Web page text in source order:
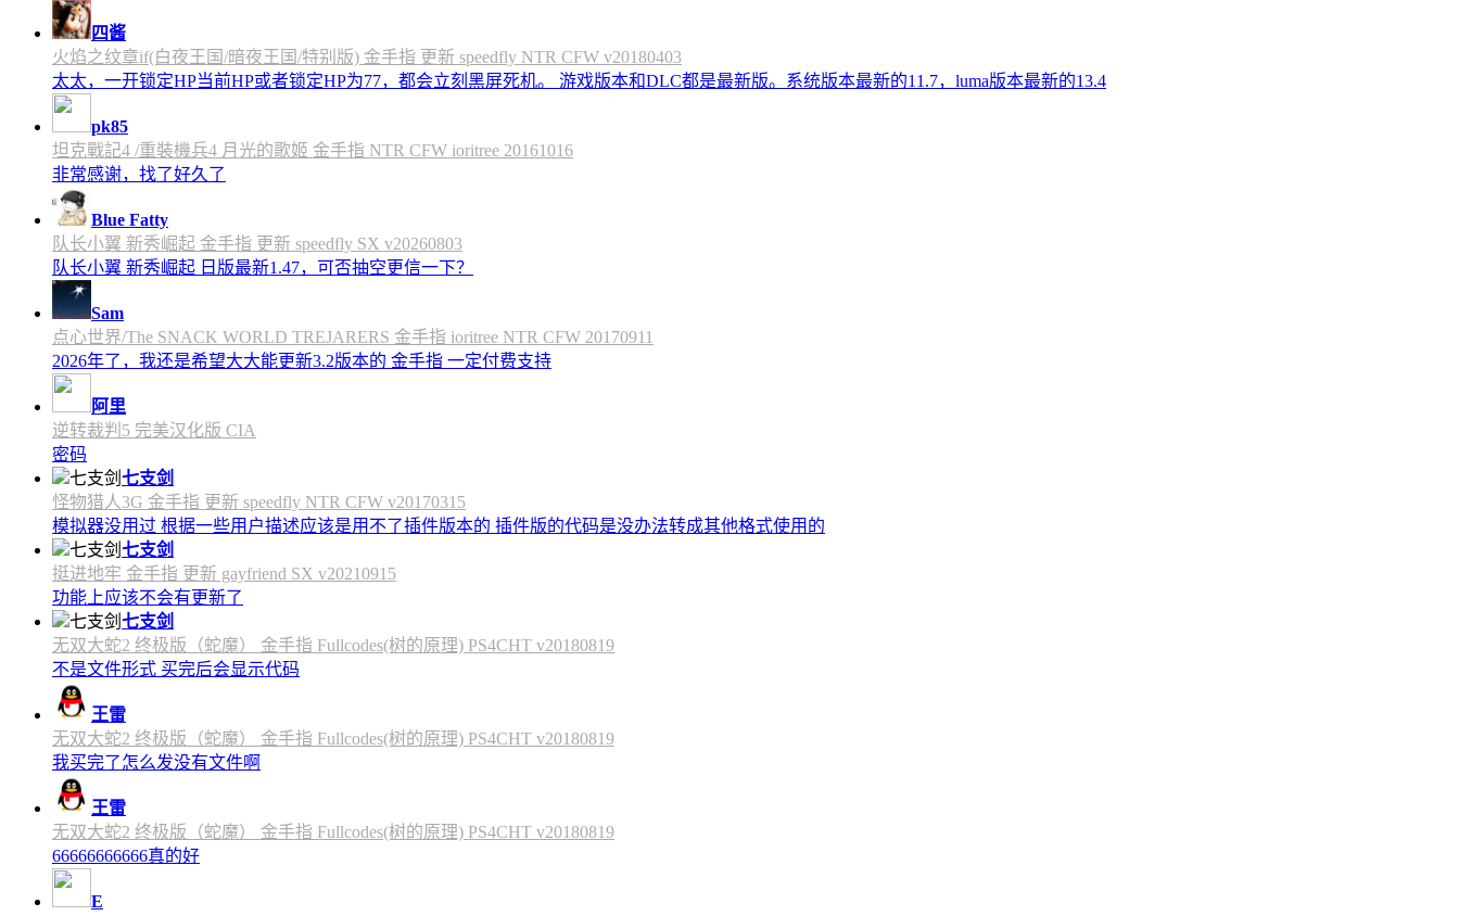
四酱
火焰之纹章if(白夜王国/暗夜王国/特别版) 金手指 更新 speedfly NTR CFW v20180403
太太，一开锁定HP当前HP或者锁定HP为77，都会立刻黑屏死机。 游戏版本和DLC都是最新版。系统版本最新的11.7，luma版本最新的13.4
pk85
坦克戰記4 /重裝機兵4 月光的歌姬 金手指 NTR CFW ioritree 20161016
非常感谢，找了好久了
Blue Fatty
队长小翼 新秀崛起 金手指 更新 speedfly SX v20260803
队长小翼 新秀崛起 日版最新1.47，可否抽空更信一下？
Sam
点心世界/The SNACK WORLD TREJARERS 金手指 ioritree NTR CFW 20170911
2026年了，我还是希望大大能更新3.2版本的 金手指 一定付费支持
阿里
逆转裁判5 完美汉化版 CIA
密码
七支剑
怪物猎人3G 金手指 更新 speedfly NTR CFW v20170315
模拟器没用过 根据一些用户描述应该是用不了插件版本的 插件版的代码是没办法转成其他格式使用的
七支剑
挺进地牢 金手指 更新 gayfriend SX v20210915
功能上应该不会有更新了
七支剑
无双大蛇2 终极版（蛇魔） 金手指 Fullcodes(树的原理) PS4CHT v20180819
不是文件形式 买完后会显示代码
王雷
无双大蛇2 终极版（蛇魔） 金手指 Fullcodes(树的原理) PS4CHT v20180819
我买完了怎么发没有文件啊
王雷
无双大蛇2 终极版（蛇魔） 金手指 Fullcodes(树的原理) PS4CHT v20180819
66666666666真的好
E